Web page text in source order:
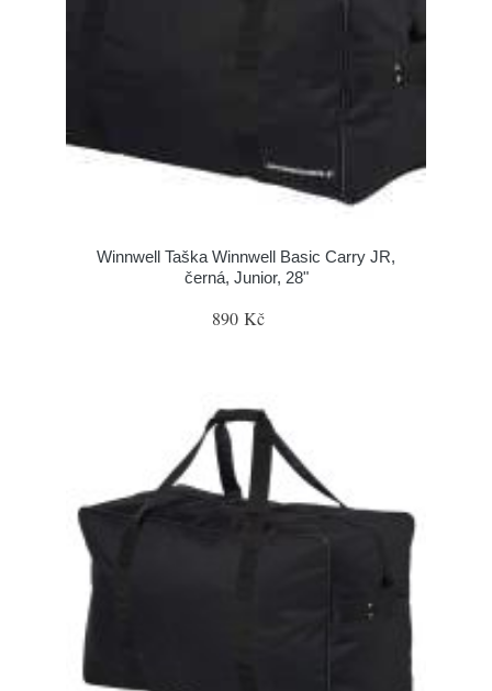
Winnwell Taška Winnwell Basic Carry JR,
černá, Junior, 28"
890 Kč